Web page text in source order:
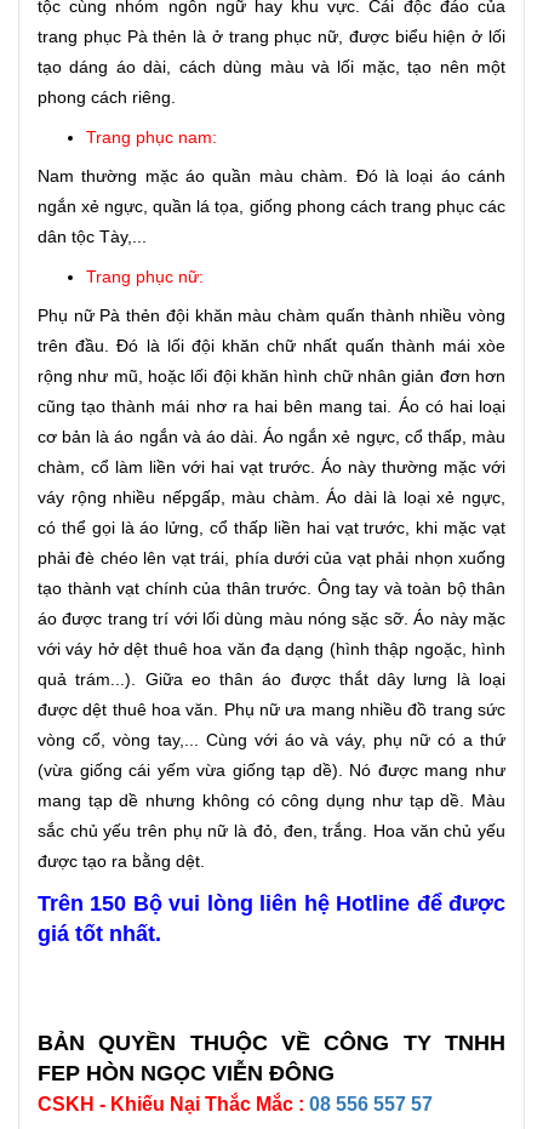
tộc cùng nhóm ngôn ngữ hay khu vực. Cái độc đáo của
trang phục Pà thẻn là ở trang phục nữ, được biểu hiện ở lối
tạo dáng áo dài, cách dùng màu và lối mặc, tạo nên một
phong cách riêng.
Trang phục nam:
Nam thường mặc áo quần màu chàm. Đó là loại áo cánh
ngắn xẻ ngực, quần lá tọa, giống phong cách trang phục các
dân tộc Tày,...
Trang phục nữ:
Phụ nữ Pà thẻn đội khăn màu chàm quấn thành nhiều vòng
trên đầu. Đó là lối đội khăn chữ nhất quấn thành mái xòe
rộng như mũ, hoặc lối đội khăn hình chữ nhân giản đơn hơn
cũng tạo thành mái nhơ ra hai bên mang tai. Áo có hai loại
cơ bản là áo ngắn và áo dài. Áo ngắn xẻ ngực, cổ thấp, màu
chàm, cổ làm liền với hai vạt trước. Áo này thường mặc với
váy rộng nhiều nếpgấp, màu chàm. Áo dài là loại xẻ ngực,
có thể gọi là áo lửng, cổ thấp liền hai vạt trước, khi mặc vạt
phải đè chéo lên vạt trái, phía dưới của vạt phải nhọn xuống
tạo thành vạt chính của thân trước. Ông tay và toàn bộ thân
áo được trang trí với lối dùng màu nóng sặc sỡ. Áo này mặc
với váy hở dệt thuê hoa văn đa dạng (hình thập ngoặc, hình
quả trám...). Giữa eo thân áo được thắt dây lưng là loại
được dệt thuê hoa văn. Phụ nữ ưa mang nhiều đồ trang sức
vòng cổ, vòng tay,... Cùng với áo và váy, phụ nữ có a thứ
(vừa giống cái yếm vừa giống tạp dề). Nó được mang như
mang tạp dề nhưng không có công dụng như tạp dề. Màu
sắc chủ yếu trên phụ nữ là đỏ, đen, trắng. Hoa văn chủ yếu
được tạo ra bằng dệt.
Trên 150 Bộ vui lòng liên hệ Hotline để được
giá tốt nhất.
BẢN QUYỀN THUỘC VỀ CÔNG TY TNHH
FEP HÒN NGỌC VIỄN ĐÔNG
CSKH - Khiếu Nại Thắc Mắc : 08 556 557 57